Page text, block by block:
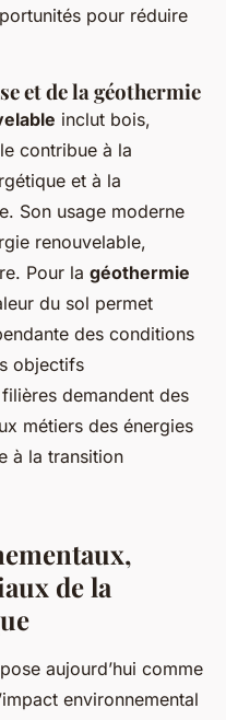
pour réduire
et de la géothermie
inclut bois,
contribue à la
et à la
Son usage moderne
renouvelable,
Pour la géothermie
du sol permet
des conditions
objectifs
demandent des
métiers des énergies
à la transition
de la
aujourd’hui comme
environnemental